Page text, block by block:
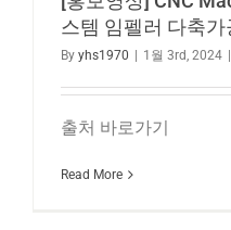
스템 임펠러 다축가
By yhs1970 | 1월 3rd, 2024 |
출처 바로가기
Read More